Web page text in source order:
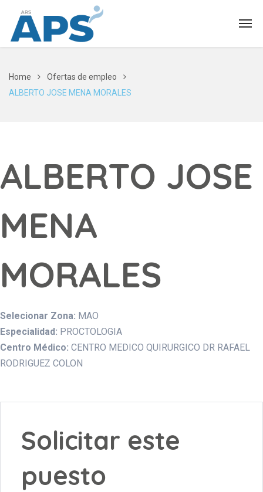
Home
Ofertas de empleo
ALBERTO JOSE MENA MORALES
ALBERTO JOSE
MENA
MORALES
Selecionar Zona: MAO
Especialidad: PROCTOLOGIA
Centro Médico: CENTRO MEDICO QUIRURGICO DR RAFAEL
RODRIGUEZ COLON
Solicitar este
puesto